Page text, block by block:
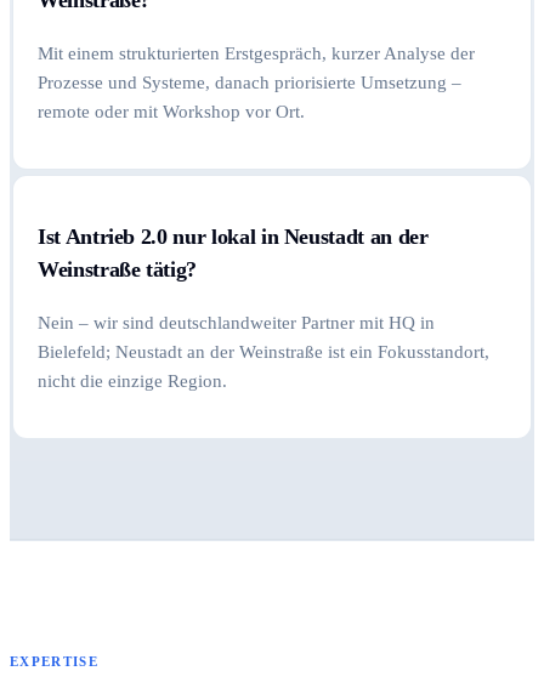
Mit einem strukturierten Erstgespräch, kurzer Analyse der
Prozesse und Systeme, danach priorisierte Umsetzung –
remote oder mit Workshop vor Ort.
Ist Antrieb 2.0 nur lokal in Neustadt an der
Weinstraße tätig?
Nein – wir sind deutschlandweiter Partner mit HQ in
Bielefeld; Neustadt an der Weinstraße ist ein Fokusstandort,
nicht die einzige Region.
EXPERTISE